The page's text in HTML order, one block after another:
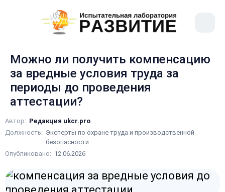
Можно ли получить компенсацию
за вредные условия труда за
периоды до проведения
аттестации?
Автор: Редакция ukcr.pro
Должность: Эксперты по охране труда и производственной
безопасности
Опубликовано: 12.06.2026